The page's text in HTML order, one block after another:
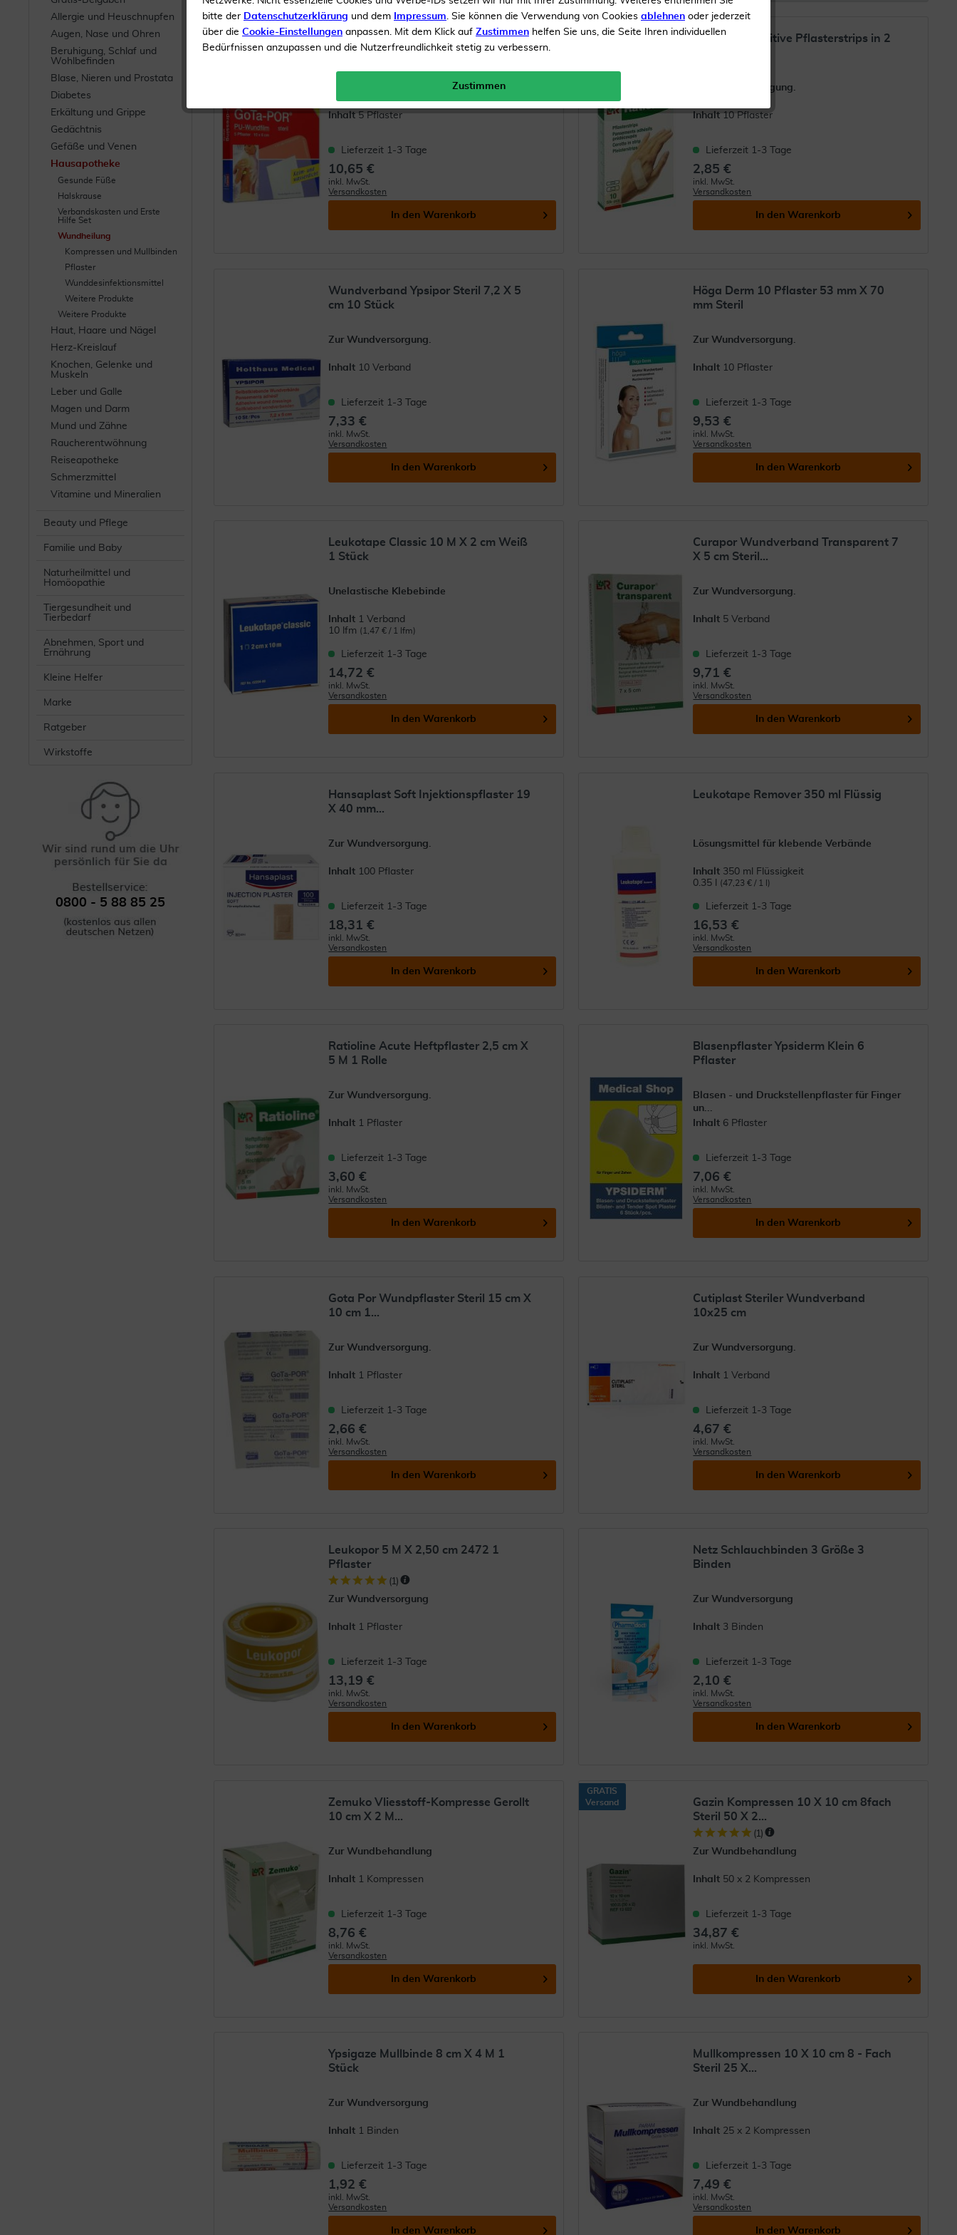
Allergie und Heuschnupfen
Augen, Nase und Ohren
Beruhigung, Schlaf und
Wohlbefinden
Blase, Nieren und Prostata
Diabetes
Erkältung und Grippe
Gedächtnis
Gefäße und Venen
Hausapotheke
Gesunde Füße
Halskrause
Verbandskasten und Erste
Hilfe Set
Wundheilung
Kompressen und Mullbinden
Pflaster
Wunddesinfektionsmittel
Weitere Produkte
Weitere Produkte
Haut, Haare und Nägel
Herz-Kreislauf
Knochen, Gelenke und
Muskeln
Leber und Galle
Magen und Darm
Mund und Zähne
Raucherentwöhnung
Reiseapotheke
Schmerzmittel
Vitamine und Mineralien
Beauty und Pflege
Familie und Baby
Naturheilmittel und
Homöopathie
Tiergesundheit und
Tierbedarf
Abnehmen, Sport und
Ernährung
Kleine Helfer
Marke
Ratgeber
Wirkstoffe
0800 - 5 88 85 25
Gota Por Pu Wundfilm 10x6cm Steril
Verband 5...
Inhalt 5 Pflaster
Lieferzeit 1-3 Tage
10,65 €
inkl. MwSt.
Versandkosten
In den Warenkorb
Ratioline Sensitive Pflasterstrips in 2
Zur Wundversorgung.
Inhalt 10 Pflaster
Lieferzeit 1-3 Tage
2,85 €
inkl. MwSt.
Versandkosten
In den Warenkorb
Wundverband Ypsipor Steril 7,2 X 5
cm 10 Stück
Zur Wundversorgung.
Inhalt 10 Verband
Lieferzeit 1-3 Tage
7,33 €
inkl. MwSt.
Versandkosten
In den Warenkorb
Höga Derm 10 Pflaster 53 mm X 70
mm Steril
Zur Wundversorgung.
Inhalt 10 Pflaster
Lieferzeit 1-3 Tage
9,53 €
inkl. MwSt.
Versandkosten
In den Warenkorb
Leukotape Classic 10 M X 2 cm Weiß
1 Stück
Unelastische Klebebinde
Inhalt 1 Verband
10 lfm (1,47 € / 1 lfm)
Lieferzeit 1-3 Tage
14,72 €
inkl. MwSt.
Versandkosten
In den Warenkorb
Curapor Wundverband Transparent 7
X 5 cm Steril...
Zur Wundversorgung.
Inhalt 5 Verband
Lieferzeit 1-3 Tage
9,71 €
inkl. MwSt.
Versandkosten
In den Warenkorb
Hansaplast Soft Injektionspflaster 19
X 40 mm...
Zur Wundversorgung.
Inhalt 100 Pflaster
Lieferzeit 1-3 Tage
18,31 €
inkl. MwSt.
Versandkosten
In den Warenkorb
Leukotape Remover 350 ml Flüssig
Lösungsmittel für klebende Verbände
Inhalt 350 ml Flüssigkeit
0.35 l
(47,23 € / 1 l)
Lieferzeit 1-3 Tage
16,53 €
inkl. MwSt.
Versandkosten
In den Warenkorb
Ratioline Acute Heftpflaster 2,5 cm X
5 M 1 Rolle
Zur Wundversorgung.
Inhalt 1 Pflaster
Lieferzeit 1-3 Tage
3,60 €
inkl. MwSt.
Versandkosten
In den Warenkorb
Blasenpflaster Ypsiderm Klein 6
Pflaster
Blasen - und Druckstellenpflaster für Finger
un...
Inhalt 6 Pflaster
Lieferzeit 1-3 Tage
7,06 €
inkl. MwSt.
Versandkosten
In den Warenkorb
Gota Por Wundpflaster Steril 15 cm X
10 cm 1...
Zur Wundversorgung.
Inhalt 1 Pflaster
Lieferzeit 1-3 Tage
2,66 €
inkl. MwSt.
Versandkosten
In den Warenkorb
Cutiplast Steriler Wundverband
10x25 cm
Zur Wundversorgung.
Inhalt 1 Verband
Lieferzeit 1-3 Tage
4,67 €
inkl. MwSt.
Versandkosten
In den Warenkorb
Leukopor 5 M X 2,50 cm 2472 1
Pflaster
(1)
Zur Wundversorgung
Inhalt 1 Pflaster
Lieferzeit 1-3 Tage
13,19 €
inkl. MwSt.
Versandkosten
In den Warenkorb
Netz Schlauchbinden 3 Größe 3
Binden
Zur Wundversorgung
Inhalt 3 Binden
Lieferzeit 1-3 Tage
2,10 €
inkl. MwSt.
Versandkosten
In den Warenkorb
Zemuko Vliesstoff-Kompresse Gerollt
10 cm X 2 M...
Zur Wundbehandlung
Inhalt 1 Kompressen
Lieferzeit 1-3 Tage
8,76 €
inkl. MwSt.
Versandkosten
In den Warenkorb
GRATIS
Versand
Gazin Kompressen 10 X 10 cm 8fach
Steril 50 X 2...
(1 )
Zur Wundbehandlung
Inhalt 50 x 2 Kompressen
Lieferzeit 1-3 Tage
34,87 €
inkl. MwSt.
In den Warenkorb
Ypsigaze Mullbinde 8 cm X 4 M 1
Stück
Zur Wundversorgung
Inhalt 1 Binden
Lieferzeit 1-3 Tage
1,92 €
inkl. MwSt.
Versandkosten
In den Warenkorb
Mullkompressen 10 X 10 cm 8 - Fach
Steril 25 X...
Zur Wundbehandlung
Inhalt 25 x 2 Kompressen
Lieferzeit 1-3 Tage
7,49 €
inkl. MwSt.
Versandkosten
In den Warenkorb
bitte der Datenschutzerklärung und dem Impressum. Sie können die Verwendung von Cookies ablehnen oder jederzeit
über die Cookie-Einstellungen anpassen. Mit dem Klick auf Zustimmen helfen Sie uns, die Seite Ihren individuellen
Bedürfnissen anzupassen und die Nutzerfreundlichkeit stetig zu verbessern.
Zustimmen